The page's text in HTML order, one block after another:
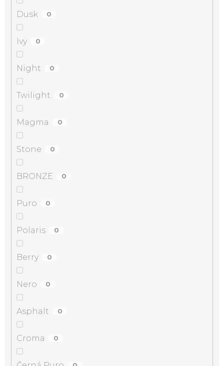
Dusk 0
Ivy 0
Night 0
Twilight 0
Magma 0
Stone 0
BRONZE 0
Puro 0
Polaris 0
Berry 0
Nero 0
Asphalt 0
Croma 0